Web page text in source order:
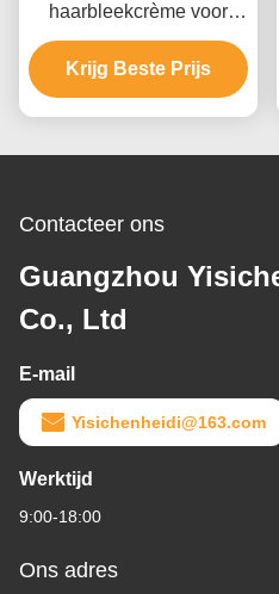
haarbleekcrème voor
mannen en vrouwen tot 9
niveaus
Krijg Beste Prijs
Contacteer ons
Guangzhou
Co., Ltd
E-mail
Yisichenheidi@163.com
Werktijd
9:00-18:00
Ons adres